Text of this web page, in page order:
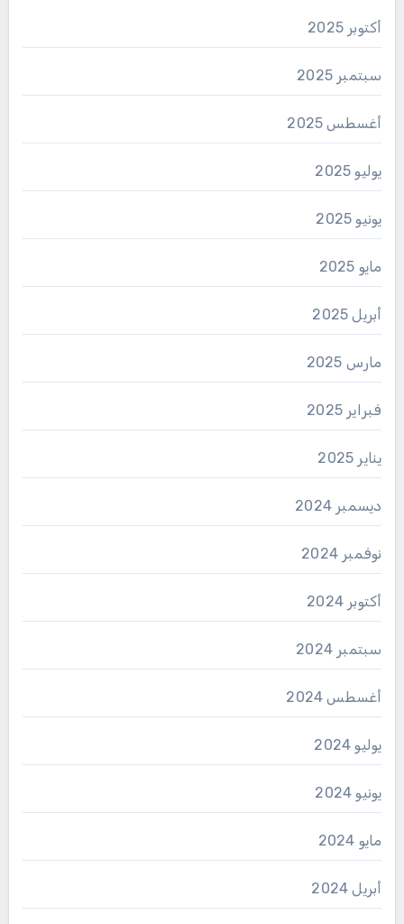
أكتوبر 2025
سبتمبر 2025
أغسطس 2025
يوليو 2025
يونيو 2025
مايو 2025
أبريل 2025
مارس 2025
فبراير 2025
يناير 2025
ديسمبر 2024
نوفمبر 2024
أكتوبر 2024
سبتمبر 2024
أغسطس 2024
يوليو 2024
يونيو 2024
مايو 2024
أبريل 2024